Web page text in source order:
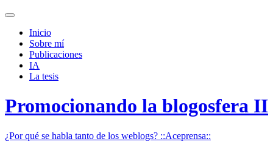
Alternar
campo
búsqueda
Inicio
Sobre mí­
Publicaciones
IA
La tesis
Promocionando la blogosfera II
¿Por qué se habla tanto de los weblogs? ::Aceprensa::